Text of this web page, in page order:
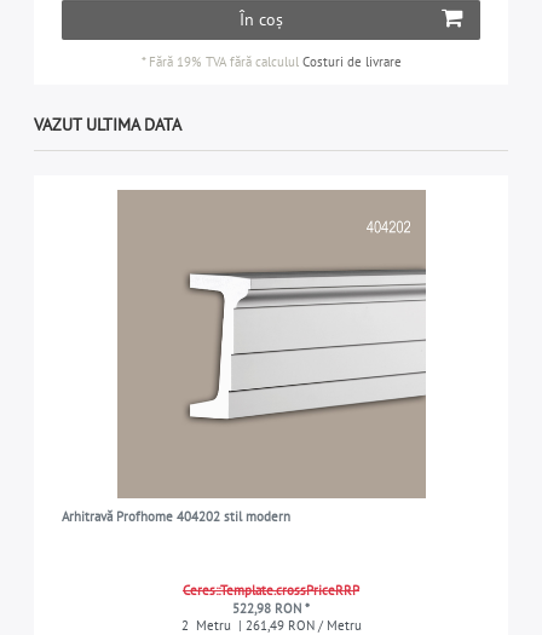
În coș
* Fără 19% TVAfără calculul Costuri de livrare
VAZUT ULTIMA DATA
Arhitravă Profhome 404202 stil modern
Ceres::Template.crossPriceRRP
522,98 RON *
2 Metru | 261,49 RON / Metru